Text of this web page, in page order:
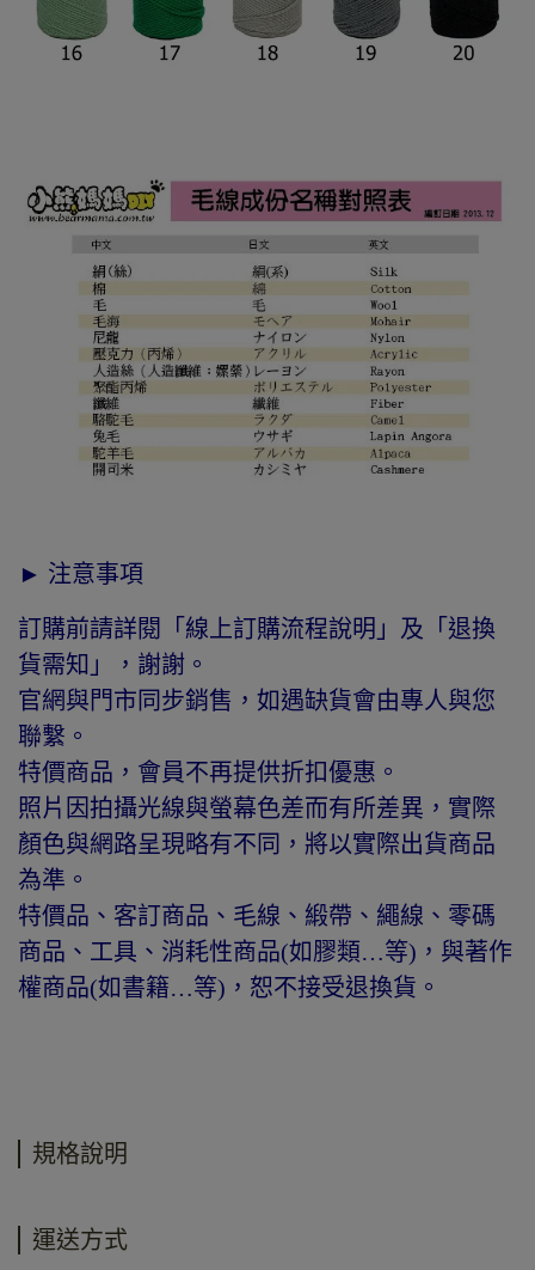
► 注意事項
訂購前請詳閱「線上訂購流程說明」及「退換
貨需知」，謝謝。
官網與門市同步銷售，如遇缺貨會由專人與您
聯繫。
特價商品，會員不再提供折扣優惠。
照片因拍攝光線與螢幕色差而有所差異，實際
顏色與網路呈現略有不同，將以實際出貨商品
為準。
特價品、客訂商品、毛線、緞帶、繩線、零碼
商品、工具、消耗性商品(如膠類…等)，與著作
權商品(如書籍…等)，恕不接受退換貨。
規格說明
運送方式